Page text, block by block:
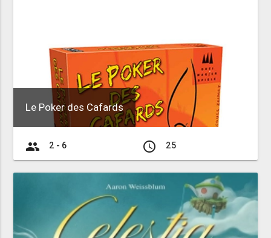
Le Poker des Cafards
group 2 - 6 access_time 25